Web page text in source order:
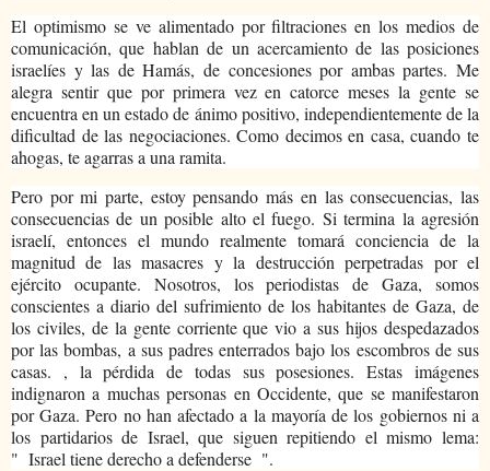
El optimismo se ve alimentado por filtraciones en los medios de
comunicación, que hablan de un acercamiento de las posiciones
israelíes y las de Hamás, de concesiones por ambas partes. Me
alegra sentir que por primera vez en catorce meses la gente se
encuentra en un estado de ánimo positivo, independientemente de la
dificultad de las negociaciones. Como decimos en casa, cuando te
ahogas, te agarras a una ramita.
Pero por mi parte, estoy pensando más en las consecuencias, las
consecuencias de un posible alto el fuego. Si termina la agresión
israelí, entonces el mundo realmente tomará conciencia de la
magnitud de las masacres y la destrucción perpetradas por el
ejército ocupante. Nosotros, los periodistas de Gaza, somos
conscientes a diario del sufrimiento de los habitantes de Gaza, de
los civiles, de la gente corriente que vio a sus hijos despedazados
por las bombas, a sus padres enterrados bajo los escombros de sus
casas. , la pérdida de todas sus posesiones. Estas imágenes
indignaron a muchas personas en Occidente, que se manifestaron
por Gaza. Pero no han afectado a la mayoría de los gobiernos ni a
los partidarios de Israel, que siguen repitiendo el mismo lema:
" Israel tiene derecho a defenderse ".